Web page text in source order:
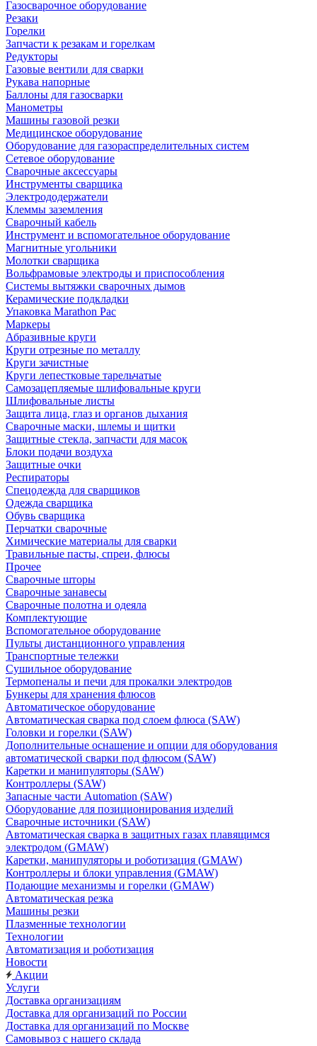
Газосварочное оборудование
Резаки
Горелки
Запчасти к резакам и горелкам
Редукторы
Газовые вентили для сварки
Рукава напорные
Баллоны для газосварки
Манометры
Машины газовой резки
Медицинское оборудование
Оборудование для газораспределительных систем
Сетевое оборудование
Сварочные аксессуары
Инструменты сварщика
Электрододержатели
Клеммы заземления
Сварочный кабель
Инструмент и вспомогательное оборудование
Магнитные угольники
Молотки сварщика
Вольфрамовые электроды и приспособления
Системы вытяжки сварочных дымов
Керамические подкладки
Упаковка Marathon Pac
Маркеры
Абразивные круги
Круги отрезные по металлу
Круги зачистные
Круги лепестковые тарельчатые
Самозацепляемые шлифовальные круги
Шлифовальные листы
Защита лица, глаз и органов дыхания
Сварочные маски, шлемы и щитки
Защитные стекла, запчасти для масок
Блоки подачи воздуха
Защитные очки
Респираторы
Спецодежда для сварщиков
Одежда сварщика
Обувь сварщика
Перчатки сварочные
Химические материалы для сварки
Травильные пасты, спреи, флюсы
Прочее
Сварочные шторы
Сварочные занавесы
Сварочные полотна и одеяла
Комплектующие
Вспомогательное оборудование
Пульты дистанционного управления
Транспортные тележки
Сушильное оборудование
Термопеналы и печи для прокалки электродов
Бункеры для хранения флюсов
Автоматическое оборудование
Автоматическая сварка под слоем флюса (SAW)
Головки и горелки (SAW)
Дополнительные оснащение и опции для оборудования
автоматической сварки под флюсом (SAW)
Каретки и манипуляторы (SAW)
Контроллеры (SAW)
Запасные части Automation (SAW)
Оборудование для позиционирования изделий
Сварочные источники (SAW)
Автоматическая сварка в защитных газах плавящимся
электродом (GMAW)
Каретки, манипуляторы и роботизация (GMAW)
Контроллеры и блоки управления (GMAW)
Подающие механизмы и горелки (GMAW)
Автоматическая резка
Машины резки
Плазменные технологии
Технологии
Автоматизация и роботизация
Новости
Акции
Услуги
Доставка организациям
Доставка для организаций по России
Доставка для организаций по Москве
Самовывоз с нашего склада